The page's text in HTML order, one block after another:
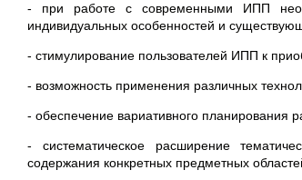
- при работе с современными ИПП
индивидуальных особенностей и
- стимулирование пользователей ИПП к
- возможность применения различных
- обеспечение вариативного планирования
- систематическое расширение
содержания конкретных предметных